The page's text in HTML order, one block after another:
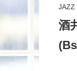
JAZZ
酒